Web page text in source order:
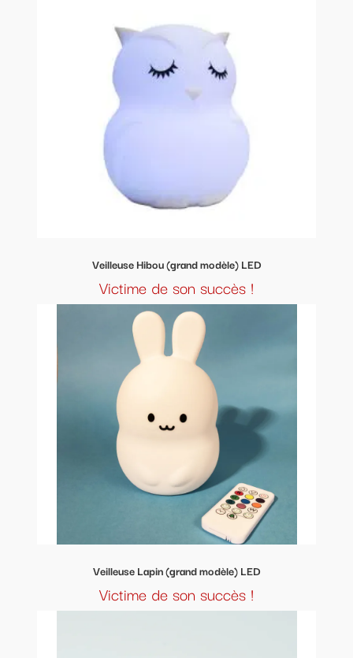
Veilleuse Hibou (grand modèle) LED
Victime de son succès !
Veilleuse Lapin (grand modèle) LED
Victime de son succès !